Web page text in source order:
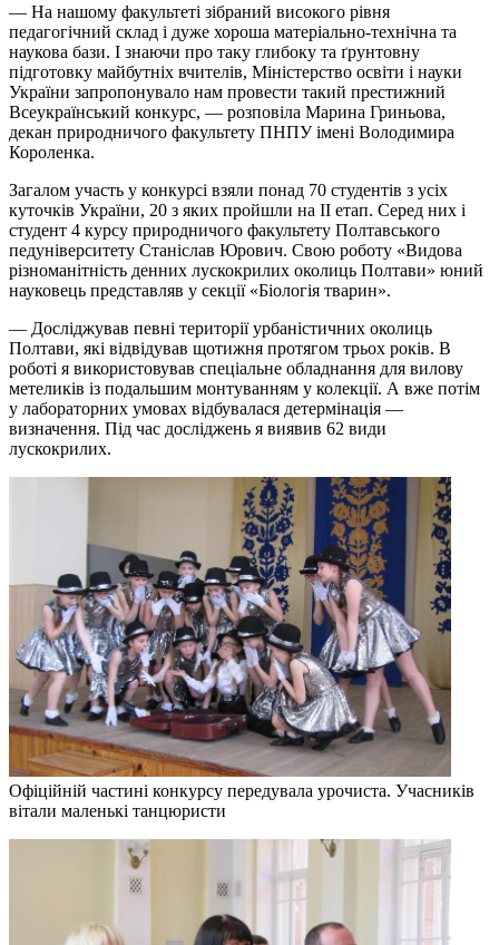
— На нашому факультеті зібраний високого рівня
педагогічний склад і дуже хороша матеріально-технічна та
наукова бази. І знаючи про таку глибоку та ґрунтовну
підготовку майбутніх вчителів, Міністерство освіти і науки
України запропонувало нам провести такий престижний
Всеукраїнський конкурс, — розповіла Марина Гриньова,
декан природничого факультету ПНПУ імені Володимира
Короленка.
Загалом участь у конкурсі взяли понад 70 студентів з усіх
куточків України, 20 з яких пройшли на II етап. Серед них і
студент 4 курсу природничого факультету Полтавського
педуніверситету Станіслав Юрович. Свою роботу «Видова
різноманітність денних лускокрилих околиць Полтави» юний
науковець представляв у секції «Біологія тварин».
— Досліджував певні території урбаністичних околиць
Полтави, які відвідував щотижня протягом трьох років. В
роботі я використовував спеціальне обладнання для вилову
метеликів із подальшим монтуванням у колекції. А вже потім
у лабораторних умовах відбувалася детермінація —
визначення. Під час досліджень я виявив 62 види
лускокрилих.
Офіційній частині конкурсу передувала урочиста. Учасників
вітали маленькі танцюристи